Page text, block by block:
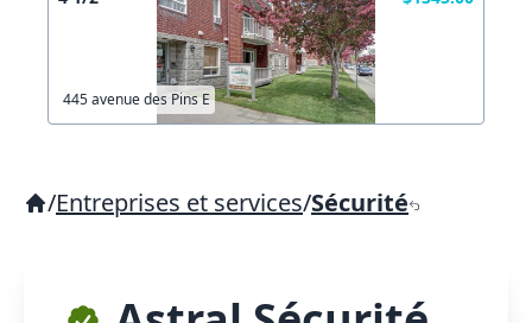
445 avenue des Pins E
/Entreprises et services/Sécurité